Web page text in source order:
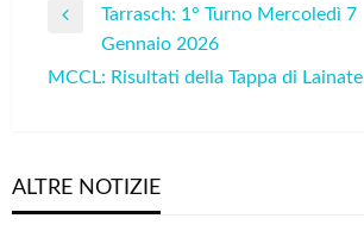
articoliTarrasch: 1° Turno Mercoledì 7
Gennaio 2026
MCCL: Risultati della Tappa di Lainate
ALTRE NOTIZIE